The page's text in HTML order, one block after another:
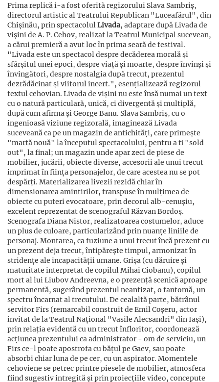
Prima replică i-a fost oferită regizorului Slava Sambriș,
directorul artistic al Teatrului Republican "Luceafărul", din
Chișinău, prin spectacolulLivada, adaptare după Livada de
vișini de A. P. Cehov, realizat la Teatrul Municipal sucevean,
a cărui premieră a avut loc în prima seară de festival.
"Livada este un spectacol despre decăderea morală și
sfârșitul unei epoci, despre viață și moarte, despre învinși și
învingători, despre nostalgia după trecut, prezentul
dezrădăcinat și viitorul incert.", esențializează regizorul
textul cehovian. Livada de vișini nu este însă numai un text
cu o natură particulară, unică, ci divergentă și multiplă,
după cum afirma și George Banu. Slava Sambriș, cu o
ingenioasă viziune regizorală, imaginează Livada
suceveană ca pe un magazin de antichități, care primește
"marfă nouă" la începutul spectacolului, pentru a fi "sold
out", la final; un magazin unde apar zeci de piese de
mobilier, jucării, obiecte diverse, accesorii ale unui trecut
imprimat în ființa personajelor, de care acestea nu se pot
despărți. Materializarea livezii rezidă chiar în
dimensionarea amintirilor, transpuse în mulțimea de
obiecte cu puteri evocatoare, prin decorul alb-cenușiu,
excelent reprezentat de scenograful Răzvan Bordoș.
Scenografa Diana Nistor, realizatoarea costumelor, aduce
un plus de culoare, particularizând prin nuanțe liniile de
personaj. Montarea, ca fuziune a unui trecut încă prezent cu
un prezent deja trecut, întipărește timpul, armonizat în
stridențe ale incapacității umane. Grișa (cu dăruire și
maturitate interpretat de copilul Mihai Ciobanu), copilul
mort al lui Liubov Andreevna, e o prezență scenică aproape
permanentă, sugerând prezentul neantizat, o fantomă, un
spectru încarnat al trecutului. De cealaltă parte, bătrânul
servitor Firs (remarcabil construit de Emil Coșeru, actor
invitat de la Teatrul Național "Vasile Alecsandri" din Iași),
prin relația evidentă cu un trecut înfloritor, coordonează
acțiunea prezentului ca administrator - om de serviciu, un
Firs ce-l poate apostrofa cu bățul pe Gaev, sau poate
absorbi chiar luna de pe cer, cu un aspirator. Momentele
cehoviene se petrec printre piesele de mobilier, atmosfera
fiind sugestiv intregită și prin proiecțiile video, concepute